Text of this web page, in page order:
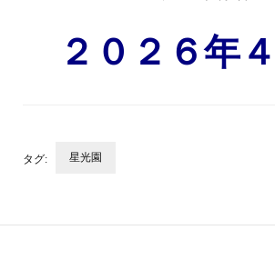
２０２６年
タグ: 星光園